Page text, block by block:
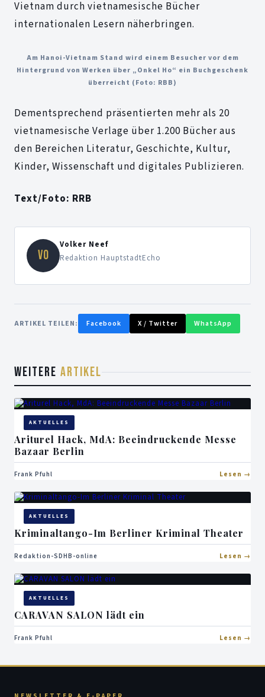
Vietnam durch vietnamesische Bücher
internationalen Lesern näherbringen.
Am Hanoi-Vietnam Stand wird einem Besucher vor dem
Hintergrund von Werken über „Onkel Ho“ ein Buchgeschenk
überreicht (Foto: RBB)
Dementsprechend präsentierten mehr als 20
vietnamesische Verlage über 1.200 Bücher aus
den Bereichen Literatur, Geschichte, Kultur,
Kinder, Wissenschaft und digitales Publizieren.
Text/Foto: RRB
VO
Volker Neef
Redaktion HauptstadtEcho
ARTIKEL TEILEN: Facebook X / Twitter WhatsApp
WEITERE ARTIKEL
AKTUELLES
Ariturel Hack, MdA: Beeindruckende Messe
Bazaar Berlin
Frank Pfuhl Lesen
AKTUELLES
Kriminaltango-Im Berliner Kriminal Theater
Redaktion-SDHB-online Lesen
AKTUELLES
CARAVAN SALON lädt ein
Frank Pfuhl Lesen